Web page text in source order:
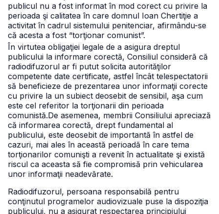
publicul nu a fost informat în mod corect cu privire la
perioada şi calitatea în care domnul Ioan Chertiţie a
activitat în cadrul sistemului penitenciar, afirmându-se
că acesta a fost “torţionar comunist”.
În virtutea obligaţiei legale de a asigura dreptul
publicului la informare corectă, Consiliul consideră că
radiodifuzorul ar fi putut solicita autorităţilor
competente date certificate, astfel încât telespectatorii
să beneficieze de prezentarea unor informaţii corecte
cu privire la un subiect deosebit de sensibil, aşa cum
este cel referitor la torţionarii din perioada
comunistă.De asemenea, membrii Consiliului apreciază
că informarea corectă, drept fundamental al
publicului, este deosebit de importantă în astfel de
cazuri, mai ales în această perioadă în care tema
torţionarilor comunişti a revenit în actualitate şi există
riscul ca aceasta să fie compromisă prin vehicularea
unor informaţii neadevărate.
Radiodifuzorul, persoana responsabilă pentru
conţinutul programelor audiovizuale puse la dispoziţia
publicului, nu a asigurat respectarea principiului